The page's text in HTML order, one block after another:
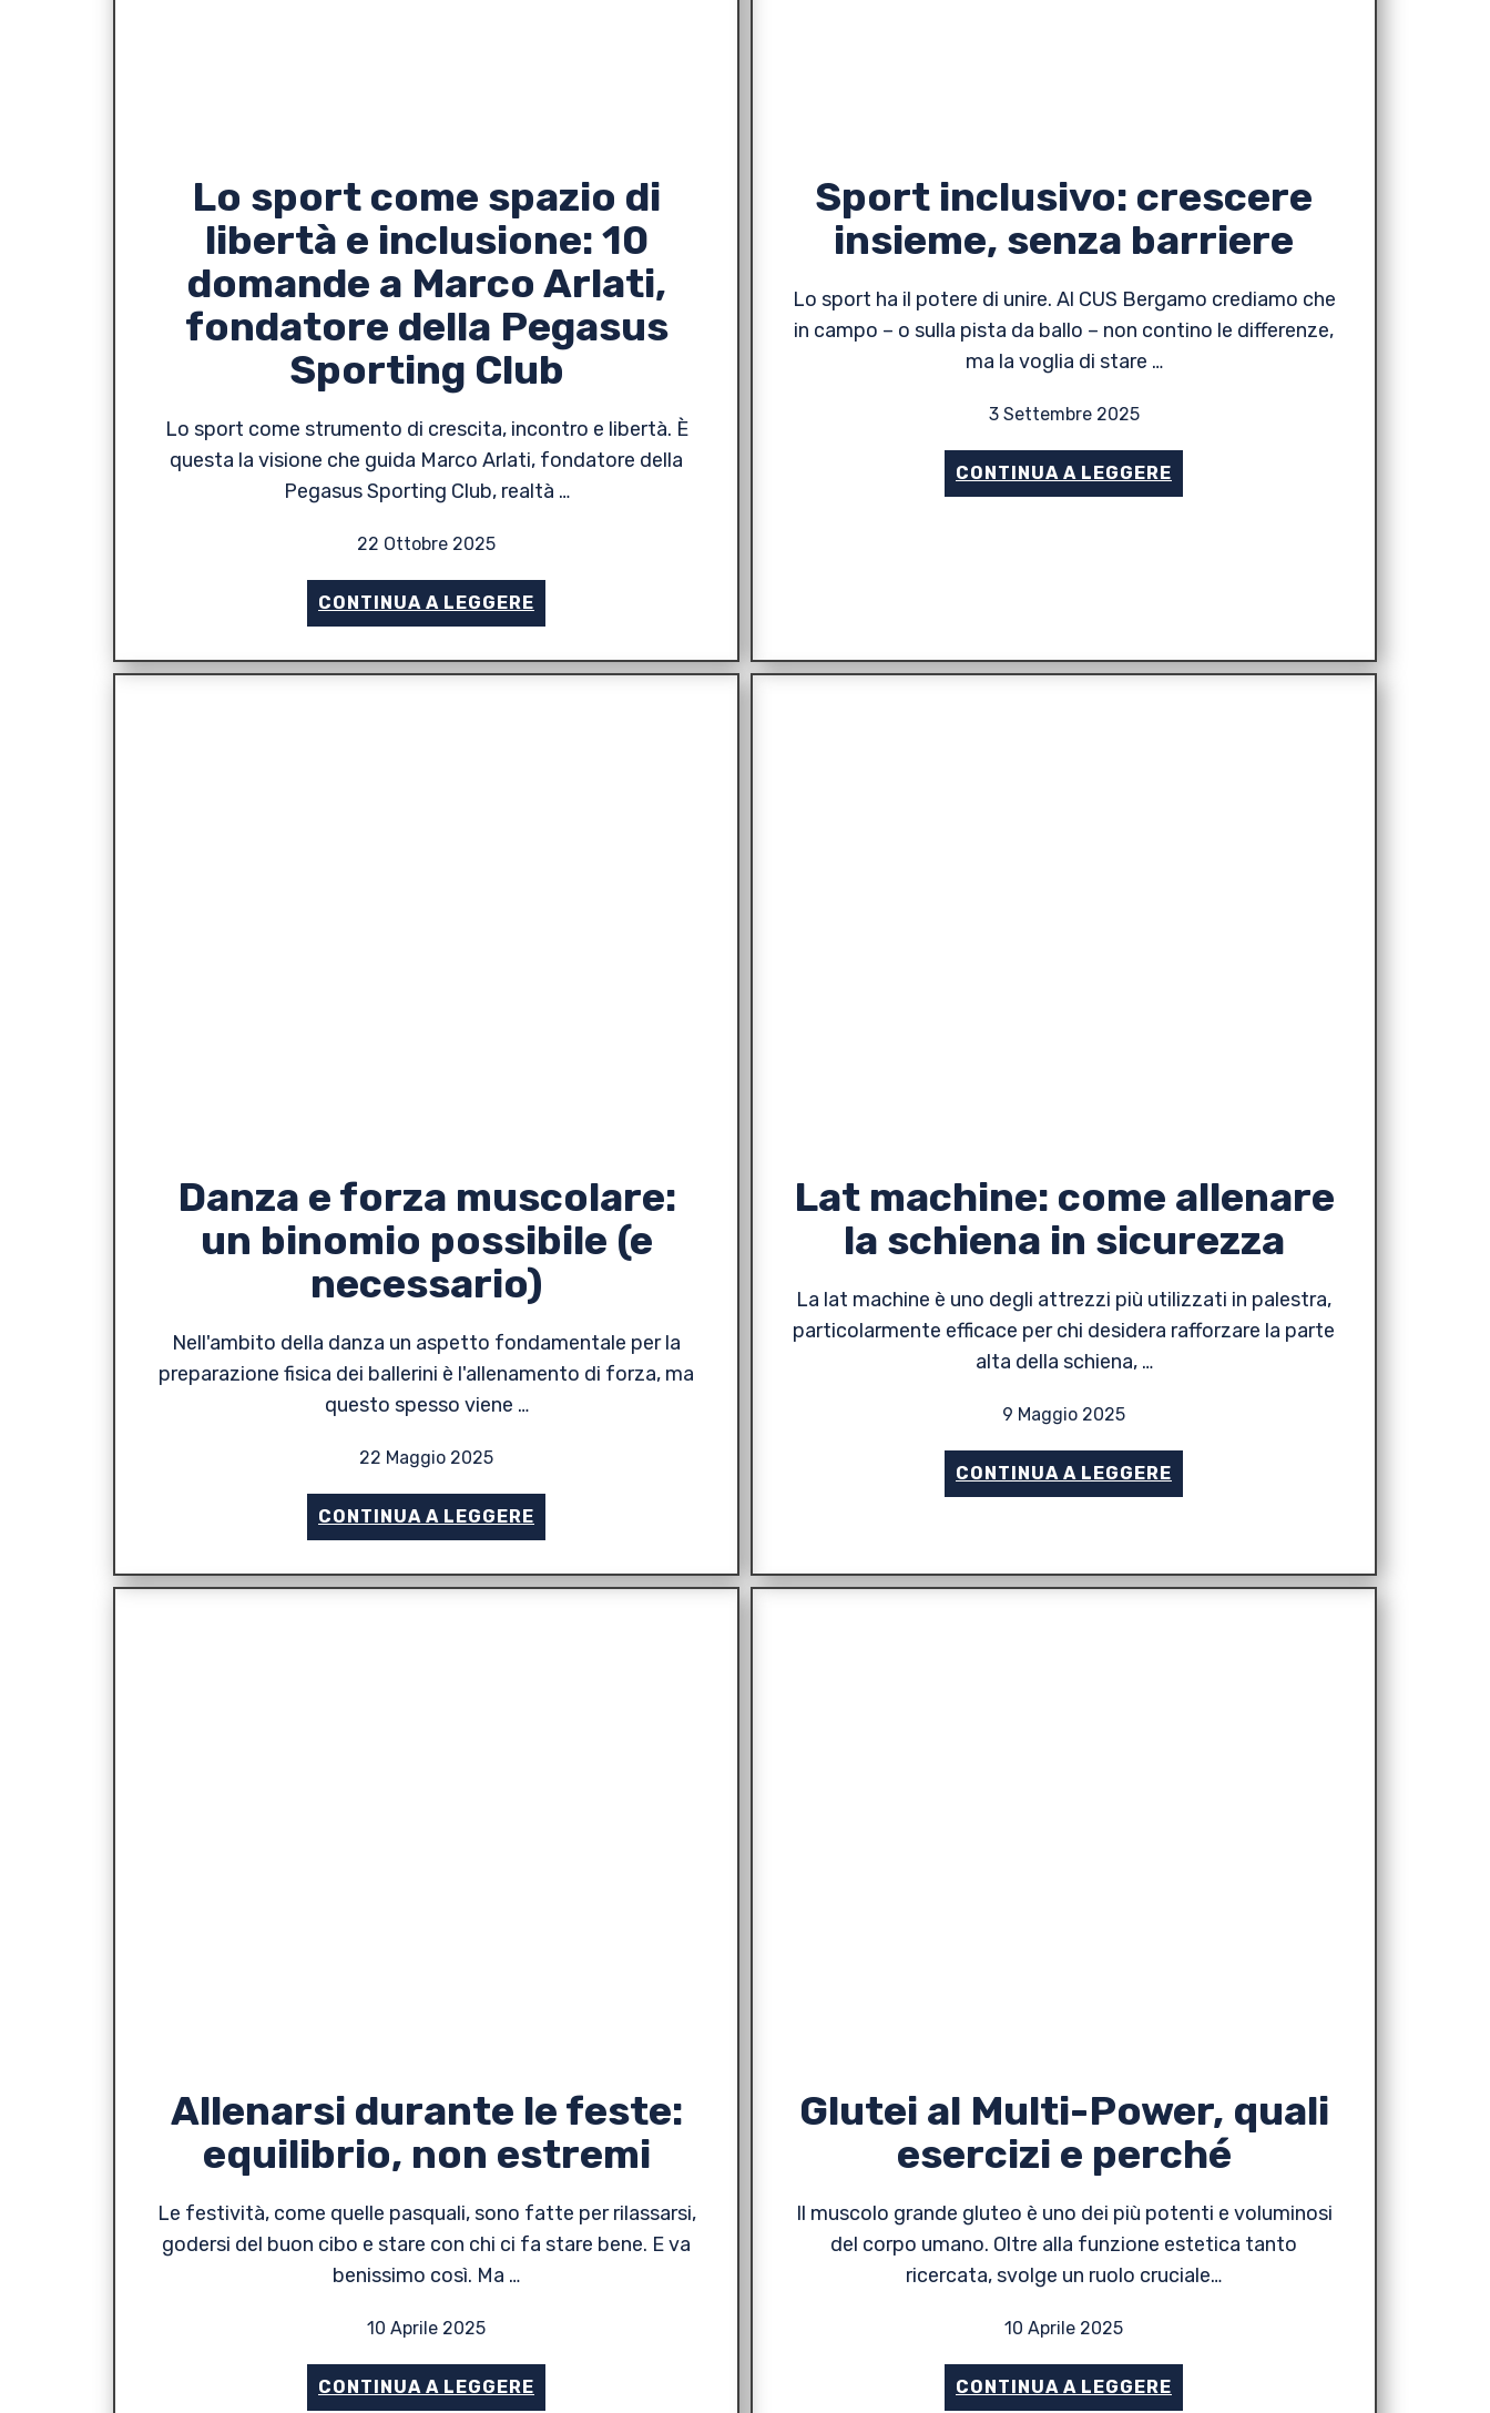
Lo sport come spazio di
libertà e inclusione: 10
domande a Marco Arlati,
fondatore della Pegasus
Sporting Club
Lo sport come strumento di crescita, incontro e libertà. È
questa la visione che guida Marco Arlati, fondatore della
Pegasus Sporting Club, realtà …
22 Ottobre 2025
CONTINUA A LEGGERE
Sport inclusivo: crescere
insieme, senza barriere
Lo sport ha il potere di unire. Al CUS Bergamo crediamo che
in campo – o sulla pista da ballo – non contino le differenze,
ma la voglia di stare …
3 Settembre 2025
CONTINUA A LEGGERE
Danza e forza muscolare:
un binomio possibile (e
necessario)
Nell'ambito della danza un aspetto fondamentale per la
preparazione fisica dei ballerini è l'allenamento di forza, ma
questo spesso viene …
22 Maggio 2025
CONTINUA A LEGGERE
Lat machine: come allenare
la schiena in sicurezza
La lat machine è uno degli attrezzi più utilizzati in palestra,
particolarmente efficace per chi desidera rafforzare la parte
alta della schiena, …
9 Maggio 2025
CONTINUA A LEGGERE
Allenarsi durante le feste:
equilibrio, non estremi
Le festività, come quelle pasquali, sono fatte per rilassarsi,
godersi del buon cibo e stare con chi ci fa stare bene. E va
benissimo così. Ma …
10 Aprile 2025
CONTINUA A LEGGERE
Glutei al Multi-Power, quali
esercizi e perché
Il muscolo grande gluteo è uno dei più potenti e voluminosi
del corpo umano. Oltre alla funzione estetica tanto
ricercata, svolge un ruolo cruciale…
10 Aprile 2025
CONTINUA A LEGGERE